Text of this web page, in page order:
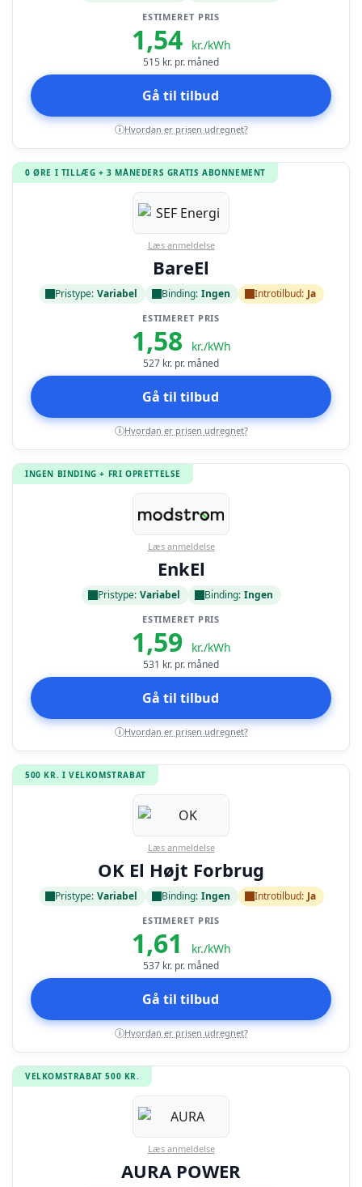
ESTIMERET PRIS
1,54 kr./kWh
515 kr. pr. måned
Gå til tilbud
i Hvordan er prisen udregnet?
0 ØRE I TILLÆG + 3 MÅNEDERS GRATIS ABONNEMENT
Læs anmeldelse
BareEl
Pristype: Variabel Binding: Ingen Introtilbud: Ja
ESTIMERET PRIS
1,58 kr./kWh
527 kr. pr. måned
Gå til tilbud
i Hvordan er prisen udregnet?
INGEN BINDING + FRI OPRETTELSE
Læs anmeldelse
EnkEl
Pristype: Variabel Binding: Ingen
ESTIMERET PRIS
1,59 kr./kWh
531 kr. pr. måned
Gå til tilbud
i Hvordan er prisen udregnet?
500 KR. I VELKOMSTRABAT
Læs anmeldelse
OK El Højt Forbrug
Pristype: Variabel Binding: Ingen Introtilbud: Ja
ESTIMERET PRIS
1,61 kr./kWh
537 kr. pr. måned
Gå til tilbud
i Hvordan er prisen udregnet?
VELKOMSTRABAT 500 KR.
Læs anmeldelse
AURA POWER